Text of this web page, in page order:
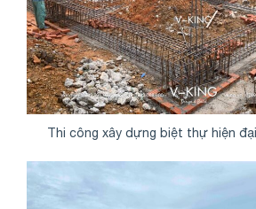
Thi công xây dựng biệt thự hiện